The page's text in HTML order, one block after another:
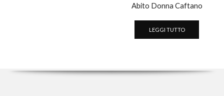
Abito Donna Caftano
LEGGI TUTTO